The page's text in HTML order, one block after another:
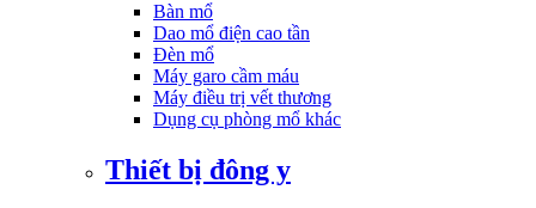
Bàn mổ
Dao mổ điện cao tần
Đèn mổ
Máy garo cầm máu
Máy điều trị vết thương
Dụng cụ phòng mổ khác
Thiết bị đông y